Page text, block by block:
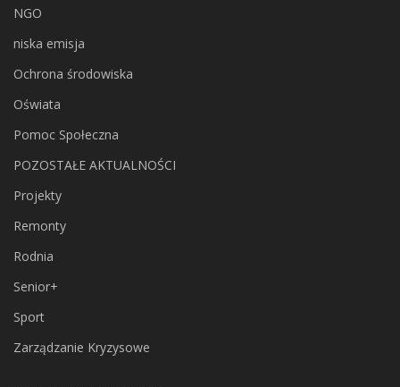
NGO
niska emisja
Ochrona środowiska
Oświata
Pomoc Społeczna
POZOSTAŁE AKTUALNOŚCI
Projekty
Remonty
Rodnia
Senior+
Sport
Zarządzanie Kryzysowe